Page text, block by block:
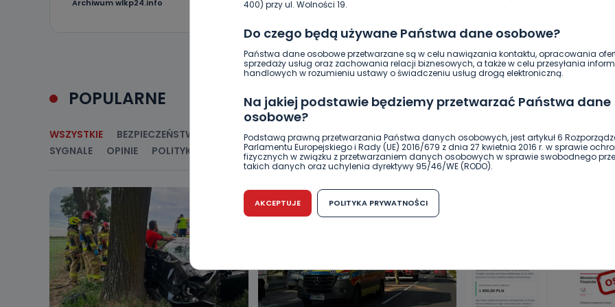
400) przy ul. Wolności 19.
Do czego będą używane Państwa dane osobowe?
Państwa dane osobowe przetwarzane są w celu nawiązania kontaktu, opracowania
sprzedaży usług oraz zachowania relacji biznesowych, a także w celu przesyłania
handlowych w rozumieniu ustawy o świadczeniu usług drogą elektroniczną.
Na jakiej podstawie będziemy przetwarzać Państwa dane
osobowe?
Podstawą prawną przetwarzania Państwa danych osobowych, jest artykuł 6
Parlamentu Europejskiego i Rady (UE) 2016/679 z dnia 27 kwietnia 2016 r. w sprawie
fizycznych w związku z przetwarzaniem danych osobowych w sprawie swobodnego
takich danych oraz uchylenia dyrektywy 95/46/WE (RODO).
Czy jest możliwość cofnięcia zgody?
Podanie danych osobowych jest dobrowolne, nie jest wymogiem ustawowym lub
Kiedy i komu możemy przekazać Państwa dane?
Telewizja Kablowa Pro-Art z siedzibą w miejscowości Ostrów Wielkopolski (63-400) przy
AKCEPTUJE POLITYKA PRYWATNOŚCI
Archiwum wlkp24.info
POPULARNE
WSZYSTKIE BEZPIECZEŃSTWO CIEKAWOSTKI EDUKACJA GOSPODARKA I FINANSE HISTORIA
SYGNALE
OPINIE POLITYKA RELIGIA SAMORZĄD ŚRODOWISKO WASZE INFO WSZYSTKICH ŚWIĘTYCH